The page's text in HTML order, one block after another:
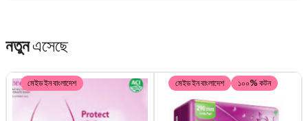
নতুনএসেছে
মেইড ইন বাংলাদেশ মেইড ইন বাংলাদেশ ১০০% কটন